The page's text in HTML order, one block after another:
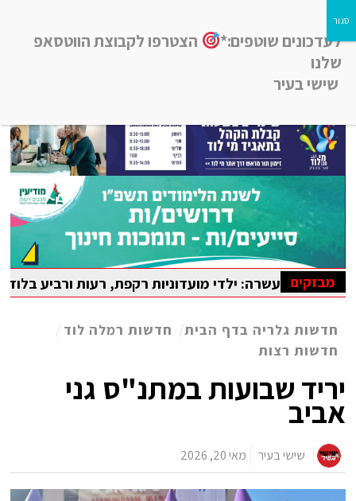
חדשות רמלה לוד, חדשות רחובות, חדשות נס-ציונה והסביבה
מבזקים
ילדי מועדוניות רקפת, רעות ורביע בלוד נהנו מקייטנת
חדשות גלריה בדף הבית/ חדשות רמלה לוד /
חדשות רצות
יריד שבועות במתנ"ס גני
אביב
שישי בעיר מאי 20, 2026
לעדכונים שוטפים:*
הצטרפו לקבוצת הווטסאפ
שלנו
שישי בעיר